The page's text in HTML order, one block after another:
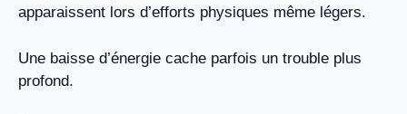
apparaissent lors d’efforts physiques même légers.
Une baisse d’énergie cache parfois un trouble plus
profond.